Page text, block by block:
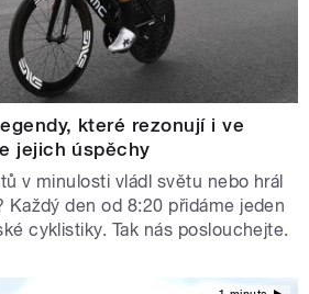
které rezonují i ve
jejich úspěchy
v minulosti vládl světu nebo hrál
Každý den od 8:20 přidáme jeden
cyklistiky. Tak nás poslouchejte.